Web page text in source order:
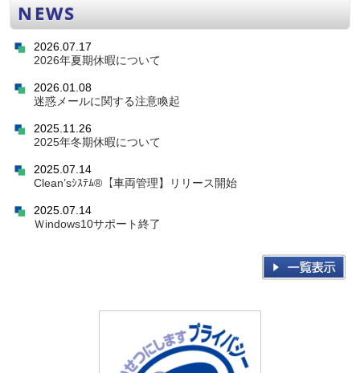
NEWS
2026.07.17
2026年夏期休暇について
2026.01.08
迷惑メールに関する注意喚起
2025.11.26
2025年冬期休暇について
2025.07.14
Clean’sｼｽﾃﾑ®【車両管理】リリース開始
2025.07.14
Ｗindows10サポート終了